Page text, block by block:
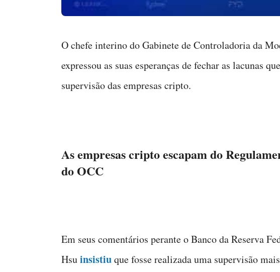
O chefe interino do Gabinete de Controladoria da
expressou as suas esperanças de fechar as lacunas
supervisão das empresas cripto.
As empresas cripto escapam do
do OCC
Em seus comentários perante o Banco da Reserva
Hsuinsistiuque fosse realizada uma supervisão